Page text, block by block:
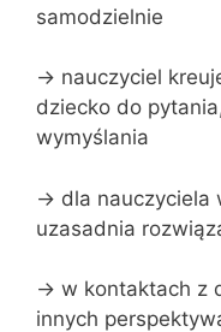
samodzielnie
-> nauczyciel
dziecko do
wymyślania
-> dla nauczyciela
uzasadnia
-> w kontaktach z
innych